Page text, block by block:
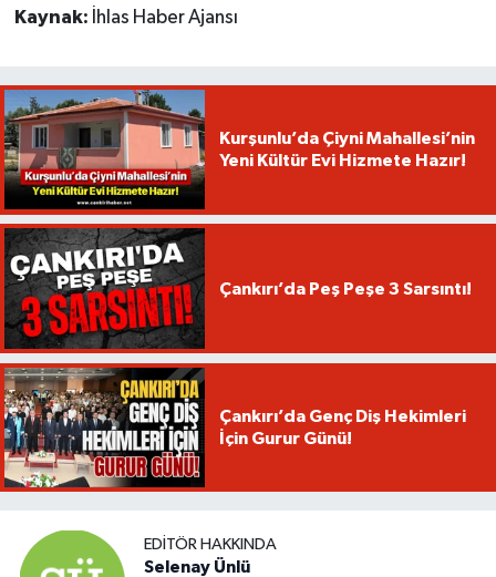
Kaynak: İhlas Haber Ajansı
Kurşunlu’da Çiyni Mahallesi’nin
Yeni Kültür Evi Hizmete Hazır!
Çankırı’da Peş Peşe 3 Sarsıntı!
Çankırı’da Genç Diş Hekimleri
İçin Gurur Günü!
EDITÖR HAKKINDA
Selenay Ünlü